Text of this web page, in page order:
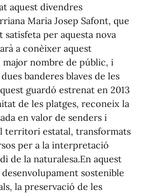
aquest divendres
Maria Josep Safont, que
satisfeta per aquesta nova
a conèixer aquest
major nombre de públic, i
banderes blaves de les
guardó estrenat en 2013
de les platges, reconeix la
en valor de senders i
territori estatal, transformats
per a la interpretació
de la naturalesa.En aquest
sostenible
la preservació de les